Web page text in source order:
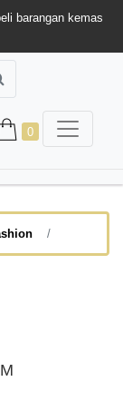
barangan kemas
0